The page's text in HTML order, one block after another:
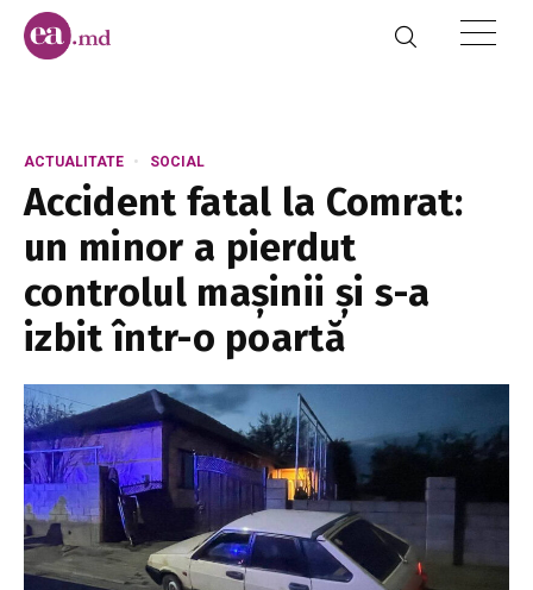
ACTUALITATE SOCIAL
Accident fatal la Comrat:
un minor a pierdut
controlul mașinii și s-a
izbit într-o poartă